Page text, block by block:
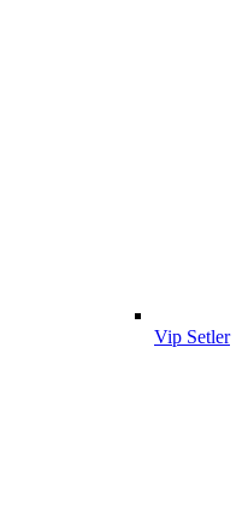
Vip Setler